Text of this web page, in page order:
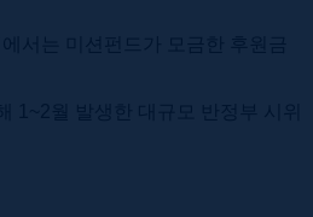
서는 미션펀드가 모금한 후원금